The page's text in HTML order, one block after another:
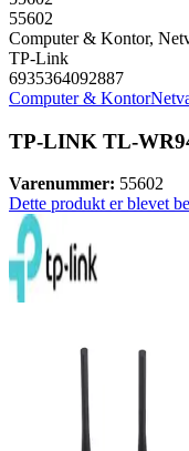
55602
Computer & Kontor,
TP-Link
6935364092887
Computer & Kontor
TP-LINK TL-
Varenummer: 55602
Dette produkt er blevet